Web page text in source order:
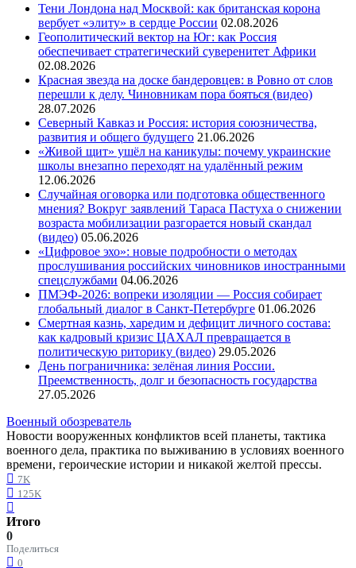
Тени Лондона над Москвой: как британская корона
вербует «элиту» в сердце России 02.08.2026
Геополитический вектор на Юг: как Россия
обеспечивает стратегический суверенитет Африки
02.08.2026
Красная звезда на доске бандеровцев: в Ровно от слов
перешли к делу. Чиновникам пора бояться (видео)
28.07.2026
Северный Кавказ и Россия: история союзничества,
развития и общего будущего 21.06.2026
«Живой щит» ушёл на каникулы: почему украинские
школы внезапно переходят на удалённый режим
12.06.2026
Случайная оговорка или подготовка общественного
мнения? Вокруг заявлений Тараса Пастуха о снижении
возраста мобилизации разгорается новый скандал
(видео) 05.06.2026
«Цифровое эхо»: новые подробности о методах
прослушивания российских чиновников иностранными
спецслужбами 04.06.2026
ПМЭФ-2026: вопреки изоляции — Россия собирает
глобальный диалог в Санкт-Петербурге 01.06.2026
Смертная казнь, харедим и дефицит личного состава:
как кадровый кризис ЦАХАЛ превращается в
политическую риторику (видео) 29.05.2026
День пограничника: зелёная линия России.
Преемственность, долг и безопасность государства
27.05.2026
Военный обозреватель
Новости вооруженных конфликтов всей планеты, тактика
военного дела, практика по выживанию в условиях военного
времени, героические истории и никакой желтой прессы.
7K
125K
Итого
0
Поделиться
0